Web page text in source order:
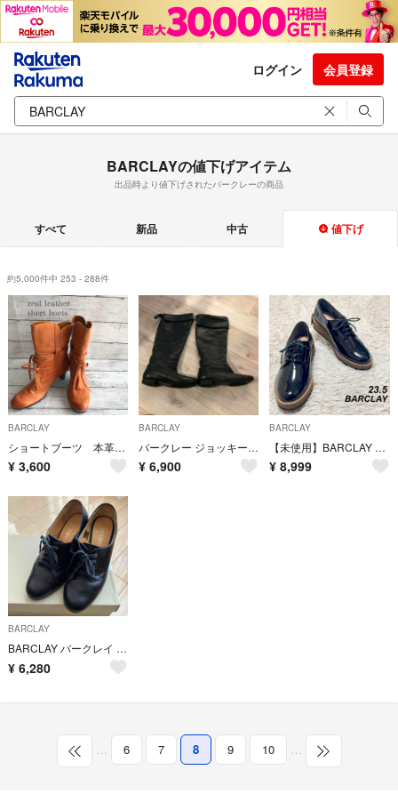
ログイン 会員登録
BARCLAYの値下げアイテム
出品時より値下げされたバークレーの商品
すべて 新品 中古 値下げ
約5,000件中 253 - 288件
BARCLAY
ショートブーツ 本革 2way リボン リアルレザー
¥ 3,600
BARCLAY
バークレー ジョッキーブーツ
¥ 6,900
BARCLAY
【未使用】BARCLAY レザーシューズ 本革 エナメル 黒 23.5
¥ 8,999
BARCLAY
BARCLAY バークレイ パンプス 22cm
¥ 6,280
… 6 7 8 9 10 …